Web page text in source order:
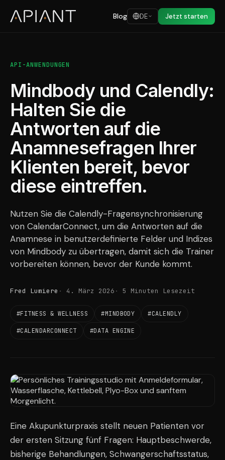
Blog DE Jetzt starten
API-ANWENDUNGEN
Mindbody und Calendly:
Halten Sie die
Antworten auf die
Anamnesefragen Ihrer
Klienten bereit, bevor
diese eintreffen.
Nutzen Sie die Calendly-Fragensynchronisierung
von CalendarConnect, um die Antworten auf die
Anamnese in benutzerdefinierte Felder und Indizes
von Mindbody zu übertragen, damit sich die Trainer
vorbereiten können, bevor der Kunde kommt.
Fred Lumiere 4. März 2026 5 Minuten Lesezeit
#FITNESS & WELLNESS #MINDBODY #CALENDLY
#CALENDARCONNECT #DATA ENGINE
Eine Akupunkturpraxis stellt neuen Patienten vor
der ersten Sitzung fünf Fragen: Hauptbeschwerde,
bisherige Behandlungen, Schwangerschaftsstatus,